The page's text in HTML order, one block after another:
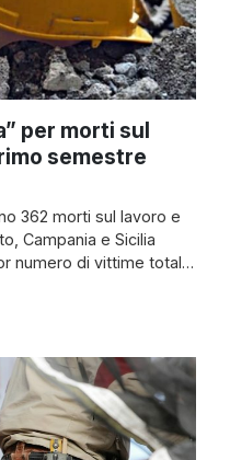
per morti sul
semestre
362 morti sul lavoro e
Campania e Sicilia
numero di vittime totali. I
Manifatturiere,